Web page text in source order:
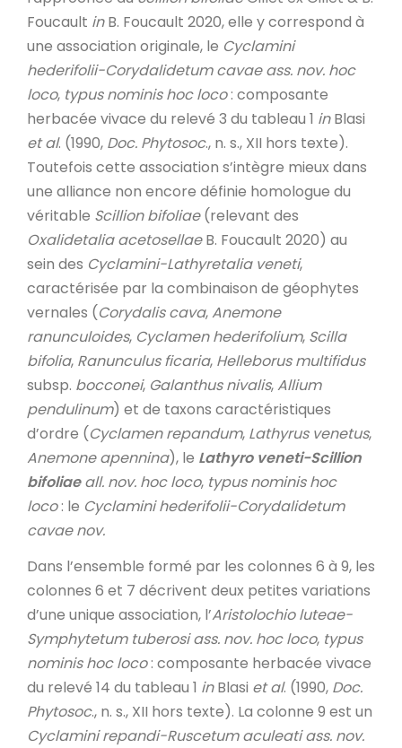
Foucault inB. Foucault 2020, elle y correspond à
une association originale, le Cyclamini
hederifolii-Corydalidetum cavae ass. nov. hoc
loco, typus nominis hoc loco: composante
herbacée vivace du relevé 3 du tableau 1 inBlasi
et al. (1990, Doc. Phytosoc., n. s., XII hors texte).
Toutefois cette association s’intègre mieux dans
une alliance non encore définie homologue du
véritable Scillion bifoliae(relevant des
Oxalidetalia acetosellaeB. Foucault 2020) au
sein des Cyclamini-Lathyretalia veneti,
caractérisée par la combinaison de géophytes
vernales (Corydalis cava,Anemone
ranunculoides, Cyclamen hederifolium, Scilla
bifolia, Ranunculus ficaria, Helleborus multifidus
subsp. bocconei, Galanthus nivalis,Allium
pendulinum) et de taxons caractéristiques
d’ordre (Cyclamen repandum, Lathyrus venetus,
Anemone apennina), le Lathyro veneti-Scillion
bifoliaeall. nov. hoc loco, typus nominis hoc
loco: le Cyclamini hederifolii-Corydalidetum
cavae nov.
Dans l’ensemble formé par les colonnes 6 à 9, les
colonnes 6 et 7 décrivent deux petites variations
d’une unique association, l’Aristolochio luteae-
Symphytetum tuberosi ass. nov. hoc loco, typus
nominis hoc loco: composante herbacée vivace
du relevé 14 du tableau 1 inBlasi et al. (1990, Doc.
Phytosoc., n. s., XII hors texte). La colonne 9 est un
Cyclamini repandi-Ruscetum aculeati ass. nov.